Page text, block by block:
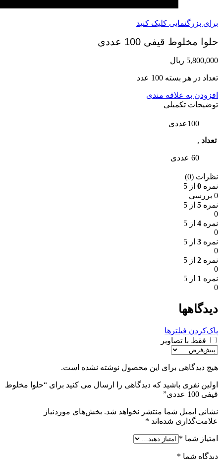
برای بزرگنمایی کلیک کنید
حلوا مخلوط قیفی 100 عددی
5,800,000 ریال
تعداد در هر بسته 100 عدد
افزودن به علاقه مندی
توضیحات تکمیلی
تعداد
100عددی
,
60 عددی
نظرات (0)
نمره 0 از 5
0 بررسی
نمره 5 از 5
0
نمره 4 از 5
0
نمره 3 از 5
0
نمره 2 از 5
0
نمره 1 از 5
0
دیدگاهها
پاک‌کردن فیلترها
فقط با تصاویر
هیچ دیدگاهی برای این محصول نوشته نشده است.
اولین نفری باشید که دیدگاهی را ارسال می کنید برای “حلوا مخلوط
قیفی 100 عددی”
نشانی ایمیل شما منتشر نخواهد شد. بخش‌های موردنیاز
علامت‌گذاری شده‌اند *
امتیاز شما *
دیدگاه شما *